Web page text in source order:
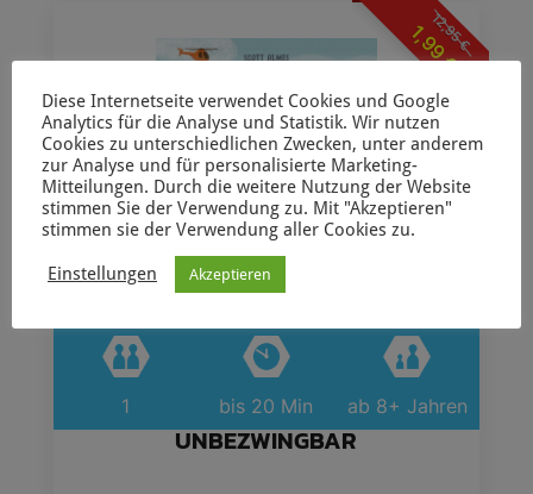
12,95
€
1,99
€
1 bis 20 Min ab 8+ Jahren
UNBEZWINGBAR
Diese Internetseite verwendet Cookies und Google
Analytics für die Analyse und Statistik. Wir nutzen
Cookies zu unterschiedlichen Zwecken, unter anderem
zur Analyse und für personalisierte Marketing-
Mitteilungen. Durch die weitere Nutzung der Website
stimmen Sie der Verwendung zu. Mit "Akzeptieren"
stimmen sie der Verwendung aller Cookies zu.
Einstellungen Akzeptieren